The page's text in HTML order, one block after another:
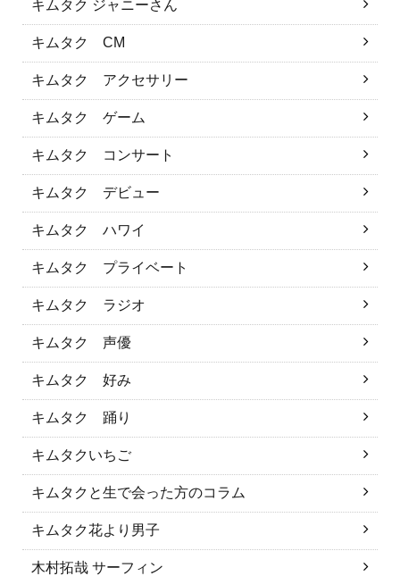
キムタク ジャニーさん
キムタク CM
キムタク アクセサリー
キムタク ゲーム
キムタク コンサート
キムタク デビュー
キムタク ハワイ
キムタク プライベート
キムタク ラジオ
キムタク 声優
キムタク 好み
キムタク 踊り
キムタクいちご
キムタクと生で会った方のコラム
キムタク花より男子
木村拓哉 サーフィン